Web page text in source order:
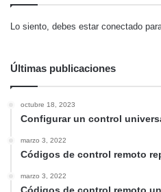
Lo siento, debes estar conectado
Últimas publicaciones
octubre 18, 2023
Configurar un control
marzo 3, 2022
Códigos de control remoto
marzo 3, 2022